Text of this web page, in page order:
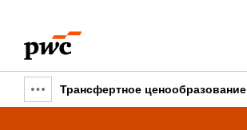
content
footer
Show
Трансфертное ценообразование